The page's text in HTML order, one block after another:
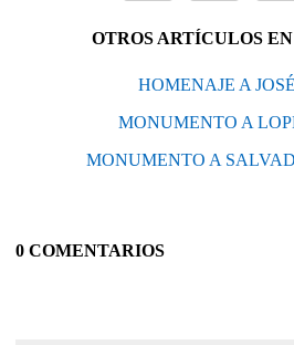
OTROS ARTÍCULOS
HOMENAJE A
MONUMENTO A
MONUMENTO A
0 COMENTARIOS